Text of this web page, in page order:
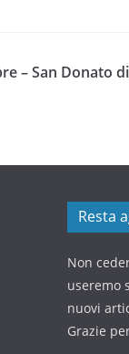
– San Donato di
Resta
Non
useremo
nuovi
Grazie